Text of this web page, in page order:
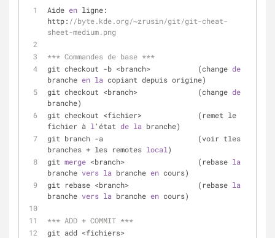
Aide en ligne:
http: //byte.kde.org/~zrusin/git/git-cheat-
sheet-medium.png
*** Commandes de base ***
git checkout -b <branch>           (change de
branche en la copiant depuis origine)
git checkout <branch>              (change de
branche)
git checkout <fichier>             (remet le
fichier à l 'état de la branche)
git branch -a                      (voir tles
branches + les remotes local )
git merge <branch>                 (rebase la
branche vers la branche en cours)
git rebase <branch>                (rebase la
branche vers la branche en cours)
*** ADD + COMMIT ***
git add <fichiers>